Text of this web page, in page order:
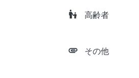
escalator_warning 高齢者
attachment その他